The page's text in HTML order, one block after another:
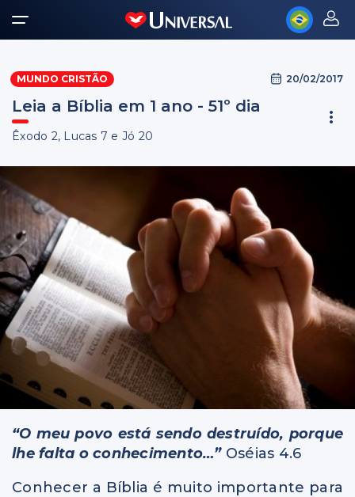
MUNDO CRISTÃO 20/02/2017
Leia a Bíblia em 1 ano - 51º dia
Êxodo 2, Lucas 7 e Jó 20
“O meu povo está sendo destruído, porque
lhe falta o conhecimento…”Oséias 4.6
Conhecer a Bíblia é muito importante para